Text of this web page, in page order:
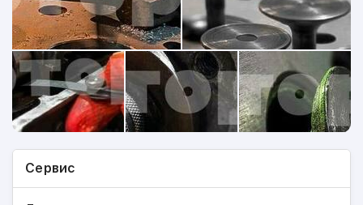
марок и спецтехники.
Сотрудники фирмы рады новым клиентам и готовы
рассмотреть любые предложения о
сотрудничестве.
Сервис